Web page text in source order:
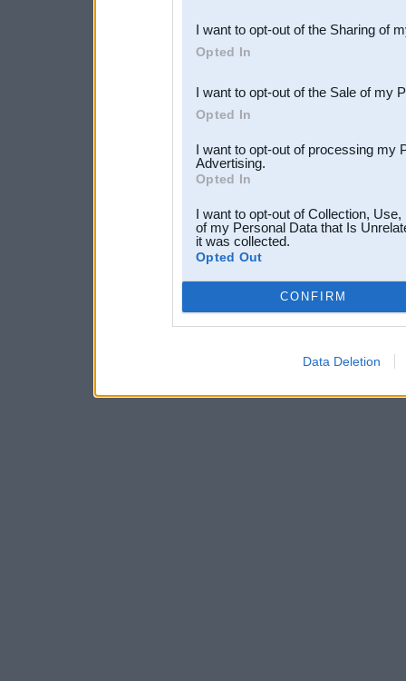
Downstream Participants
third parties.
I want to opt-out of the Sharing of
Opted In
I want to opt-out of the Sale of my
Opted In
I want to opt-out of processing my
Advertising.
Opted In
I want to opt-out of Collection,
of my Personal Data that Is
it was collected.
Opted Out
CONFIRM
Data Deletion